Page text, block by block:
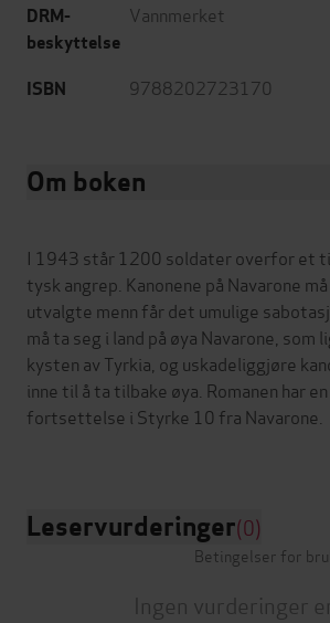
DRM-
beskyttelse
Vannmerket
ISBN 9788202723170
Om boken
I 1943 står 1200 soldater overfor et
tysk angrep. Kanonene på Navarone
utvalgte menn får det umulige
må ta seg i land på øya Navarone, som
kysten av Tyrkia, og uskadeliggjøre
inne til å ta tilbake øya. Romanen har
fortsettelse i Styrke 10 fra Navarone.
Leservurderinger(0)
Betingelser for
Ingen vurderinger